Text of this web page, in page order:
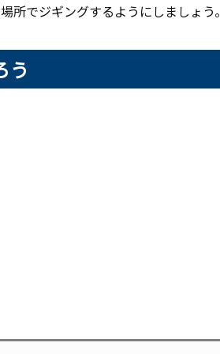
所でジギングするようにしましょう。
う